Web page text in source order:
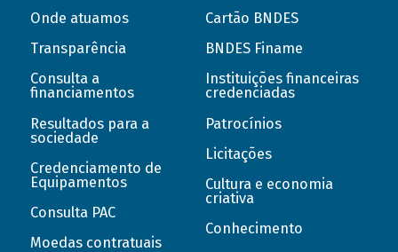
Onde atuamos
Transparência
Consulta a
financiamentos
Resultados para a
sociedade
Credenciamento de
Equipamentos
Consulta PAC
Moedas contratuais
Cartão BNDES
BNDES Finame
Instituições financeiras
credenciadas
Patrocínios
Licitações
Cultura e economia
criativa
Conhecimento